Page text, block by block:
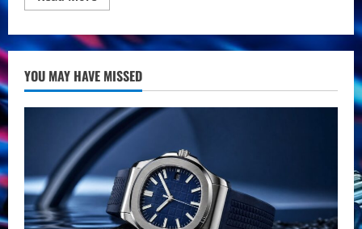
more
Terkini
Jam
Terbaru
2024
YOU MAY HAVE MISSED